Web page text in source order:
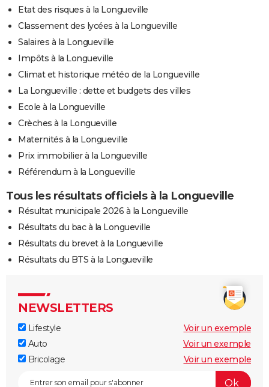
Etat des risques à la Longueville
Classement des lycées à la Longueville
Salaires à la Longueville
Impôts à la Longueville
Climat et historique météo de la Longueville
La Longueville : dette et budgets des villes
Ecole à la Longueville
Crèches à la Longueville
Maternités à la Longueville
Prix immobilier à la Longueville
Référendum à la Longueville
Tous les résultats officiels à la Longueville
Résultat municipale 2026 à la Longueville
Résultats du bac à la Longueville
Résultats du brevet à la Longueville
Résultats du BTS à la Longueville
NEWSLETTERS
Lifestyle
Voir un exemple
Auto
Voir un exemple
Bricolage
Voir un exemple